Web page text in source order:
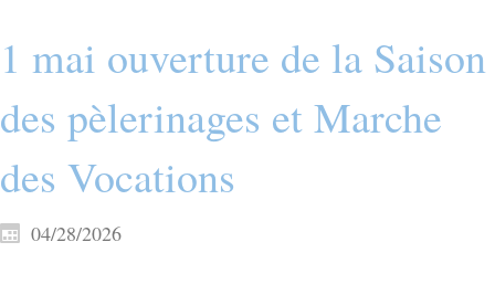
1 mai ouverture de la Saison
des pèlerinages et Marche
des Vocations
04/28/2026